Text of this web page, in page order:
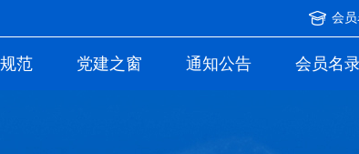
会员
范 党建之窗 通知公告 会员名